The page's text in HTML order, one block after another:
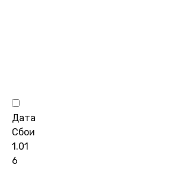
Дата
Сбои
1.01
6